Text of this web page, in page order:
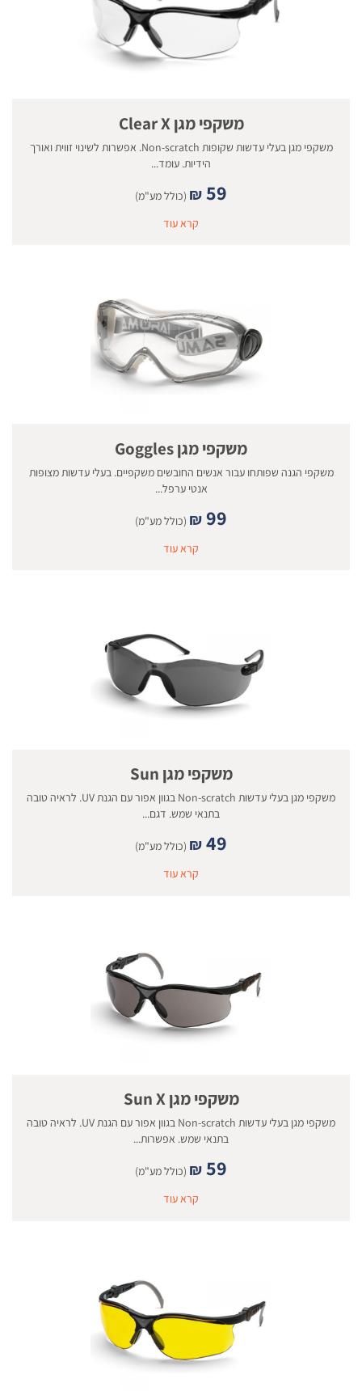
משקפי מגן Clear X
משקפי מגן בעלי עדשות שקופות Non-scratch. אפשרות לשינוי זווית ואורך
הידיות. עומד...
₪59
(כולל מע"מ)
קרא עוד
משקפי מגן Goggles
משקפי הגנה שפותחו עבור אנשים החובשים משקפיים. בעלי עדשות מצופות
אנטי ערפל...
₪99
(כולל מע"מ)
קרא עוד
משקפי מגן Sun
משקפי מגן בעלי עדשות Non-scratch בגוון אפור עם הגנת UV. לראיה טובה
בתנאי שמש. דגם...
₪49
(כולל מע"מ)
קרא עוד
משקפי מגן Sun X
משקפי מגן בעלי עדשות Non-scratch בגוון אפור עם הגנת UV. לראיה טובה
בתנאי שמש. אפשרות...
₪59
(כולל מע"מ)
קרא עוד